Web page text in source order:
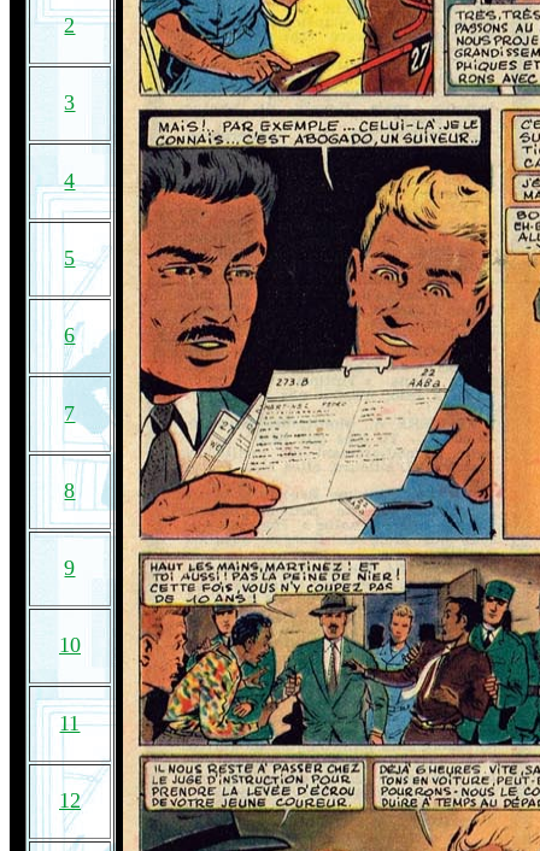
2
3
4
5
6
7
8
9
10
11
12